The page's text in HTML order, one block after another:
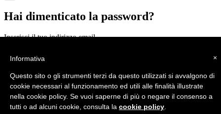
Hai dimenticato la password?
Inserisci il tuo indirizzo email.
×
Informativa
Questo sito o gli strumenti terzi da questo utilizzati si avvalgono di
cookie necessari al funzionamento ed utili alle finalità illustrate
nella cookie policy. Se vuoi saperne di più o negare il consenso a
tutti o ad alcuni cookie, consulta la cookie policy